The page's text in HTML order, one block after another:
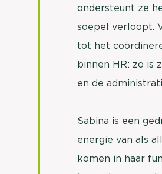
ondersteunt ze
soepel verloopt.
tot het
binnen HR: zo is
en de
Sabina is een
energie van als
komen in haar